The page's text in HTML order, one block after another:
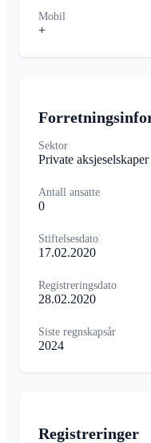
Mobil
+
Sektor
Private
Antall ansatte
0
Stiftelsesdato
17.02.2020
Registreringsdato
28.02.2020
Siste regnskapsår
2024
Registreringer